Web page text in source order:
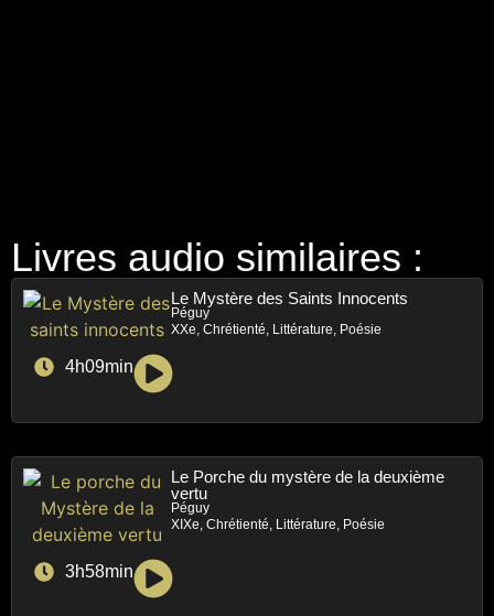
Livres audio similaires :
Le Mystère des Saints Innocents
Péguy
XXe, Chrétienté, Littérature, Poésie
4h09min
Le Porche du mystère de la deuxième
vertu
Péguy
XIXe, Chrétienté, Littérature, Poésie
3h58min